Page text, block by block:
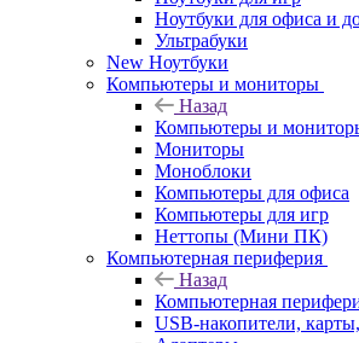
Ноутбуки для офиса и
Ультрабуки
New Ноутбуки
Компьютеры и мониторы
Назад
Компьютеры и
Мониторы
Моноблоки
Компьютеры для офиса
Компьютеры для игр
Неттопы (Мини ПК)
Компьютерная периферия
Назад
Компьютерная
USB-накопители,